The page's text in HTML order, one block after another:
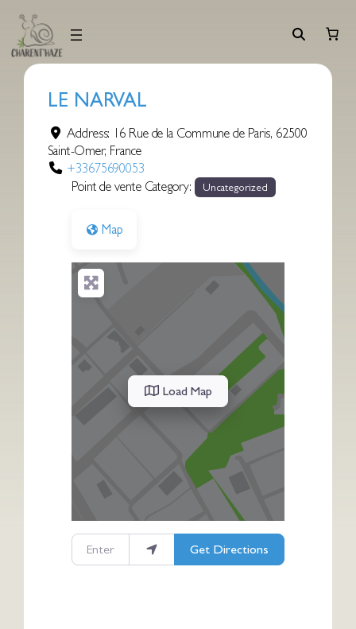
contenu
LE NARVAL
Address: 16 Rue de la Commune de Paris, 62500
Saint-Omer, France
+33675690053
Point de vente Category:
Uncategorized
Map
Load Map
Enter your location
Get Directions